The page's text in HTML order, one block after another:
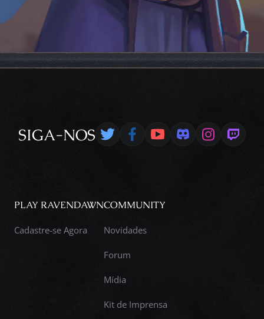
SIGA-NOS
PLAY RAVENDAWN
Cadastre-se Agora
COMMUNITY
Novidades
Forum
Mídia
Kit de Imprensa